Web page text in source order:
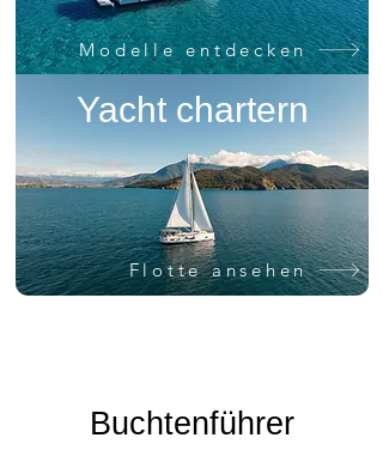
Flotte ansehen
Yacht chartern
Modelle entdecken
Buchtenführer